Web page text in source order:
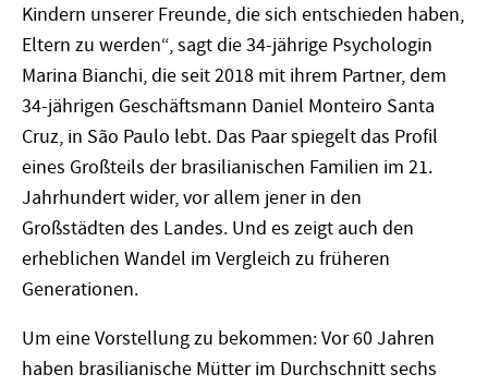
Kindern unserer Freunde, die sich entschieden haben,
Eltern zu werden“, sagt die 34-jährige Psychologin
Marina Bianchi, die seit 2018 mit ihrem Partner, dem
34-jährigen Geschäftsmann Daniel Monteiro Santa
Cruz, in São Paulo lebt. Das Paar spiegelt das Profil
eines Großteils der brasilianischen Familien im 21.
Jahrhundert wider, vor allem jener in den
Großstädten des Landes. Und es zeigt auch den
erheblichen Wandel im Vergleich zu früheren
Generationen.
Um eine Vorstellung zu bekommen: Vor 60 Jahren
haben brasilianische Mütter im Durchschnitt sechs